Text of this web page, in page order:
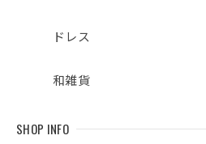
ドレス
和雑貨
SHOP INFO